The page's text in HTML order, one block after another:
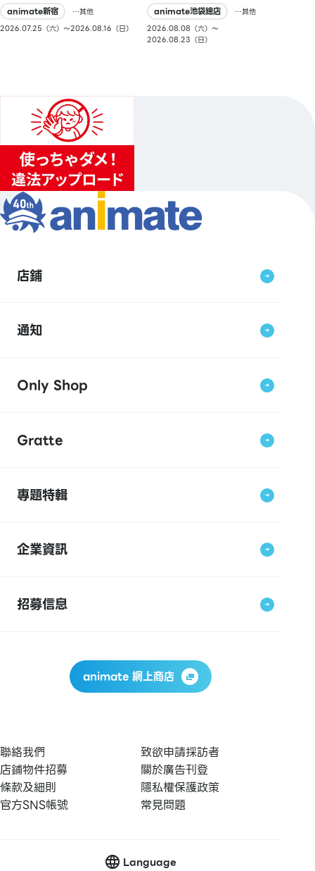
animate新宿
…其他
2026.07.25（六）〜2026.08.16（日）
animate池袋總店
…其他
2026.08.08（六）〜
2026.08.23（日）
店鋪
通知
Only Shop
Gratte
專題特輯
企業資訊
招募信息
animate 網上商店
聯絡我們
致欲申請採訪者
店鋪物件招募
關於廣告刊登
條款及細則
隱私權保護政策
官方SNS帳號
常見問題
Language